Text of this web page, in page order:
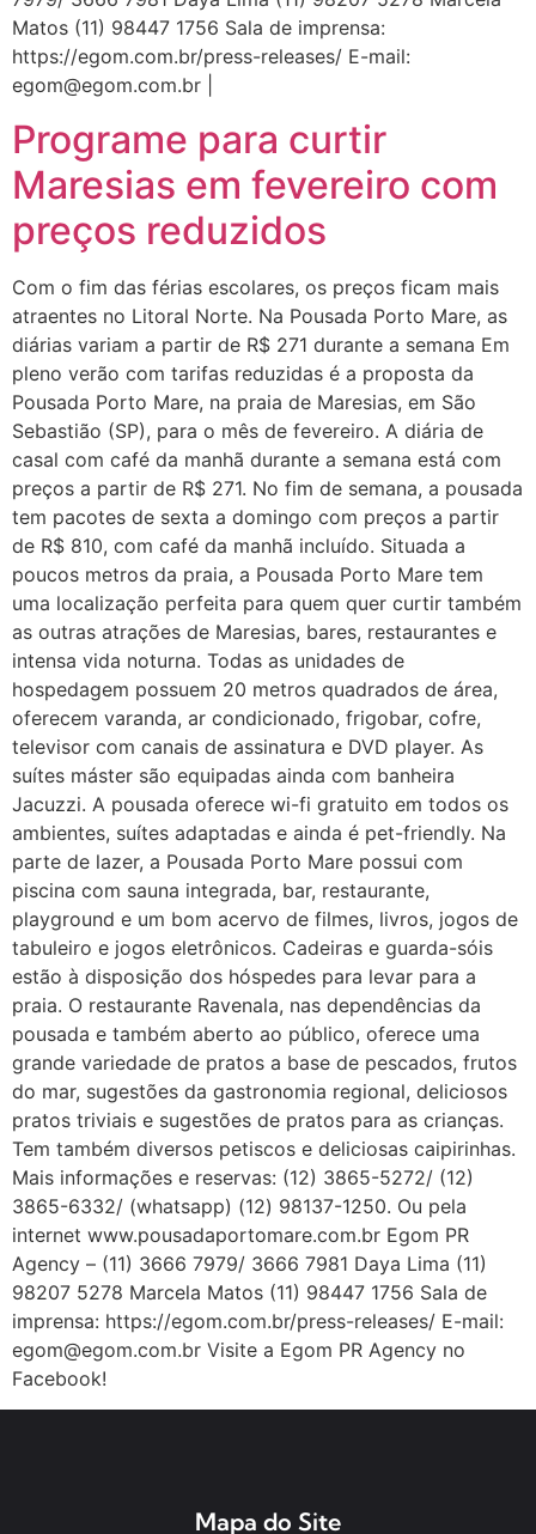
Matos (11) 98447 1756 Sala de imprensa:
https://egom.com.br/press-releases/ E-mail:
egom@egom.com.br |
Programe para curtir
Maresias em fevereiro com
preços reduzidos
Com o fim das férias escolares, os preços ficam mais
atraentes no Litoral Norte. Na Pousada Porto Mare, as
diárias variam a partir de R$ 271 durante a semana Em
pleno verão com tarifas reduzidas é a proposta da
Pousada Porto Mare, na praia de Maresias, em São
Sebastião (SP), para o mês de fevereiro. A diária de
casal com café da manhã durante a semana está com
preços a partir de R$ 271. No fim de semana, a pousada
tem pacotes de sexta a domingo com preços a partir
de R$ 810, com café da manhã incluído. Situada a
poucos metros da praia, a Pousada Porto Mare tem
uma localização perfeita para quem quer curtir também
as outras atrações de Maresias, bares, restaurantes e
intensa vida noturna. Todas as unidades de
hospedagem possuem 20 metros quadrados de área,
oferecem varanda, ar condicionado, frigobar, cofre,
televisor com canais de assinatura e DVD player. As
suítes máster são equipadas ainda com banheira
Jacuzzi. A pousada oferece wi-fi gratuito em todos os
ambientes, suítes adaptadas e ainda é pet-friendly. Na
parte de lazer, a Pousada Porto Mare possui com
piscina com sauna integrada, bar, restaurante,
playground e um bom acervo de filmes, livros, jogos de
tabuleiro e jogos eletrônicos. Cadeiras e guarda-sóis
estão à disposição dos hóspedes para levar para a
praia. O restaurante Ravenala, nas dependências da
pousada e também aberto ao público, oferece uma
grande variedade de pratos a base de pescados, frutos
do mar, sugestões da gastronomia regional, deliciosos
pratos triviais e sugestões de pratos para as crianças.
Tem também diversos petiscos e deliciosas caipirinhas.
Mais informações e reservas: (12) 3865-5272/ (12)
3865-6332/ (whatsapp) (12) 98137-1250. Ou pela
internet www.pousadaportomare.com.br Egom PR
Agency – (11) 3666 7979/ 3666 7981 Daya Lima (11)
98207 5278 Marcela Matos (11) 98447 1756 Sala de
imprensa: https://egom.com.br/press-releases/ E-mail:
egom@egom.com.br Visite a Egom PR Agency no
Facebook!
Mapa do Site